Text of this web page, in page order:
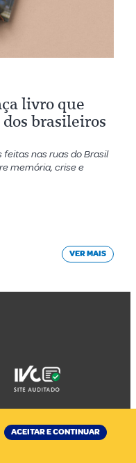
livro que
brasileiros
nas ruas do Brasil
memória, crise e
VER MAIS
ACEITAR E CONTINUAR